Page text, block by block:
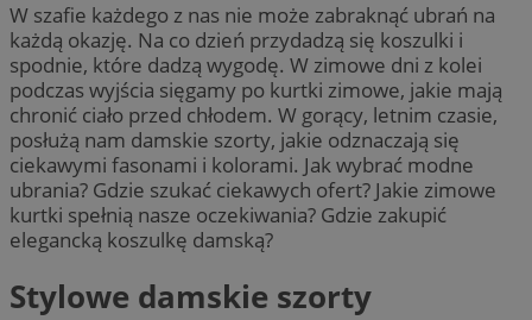
W szafie każdego z nas nie może zabraknąć ubrań na
każdą okazję. Na co dzień przydadzą się koszulki i
spodnie, które dadzą wygodę. W zimowe dni z kolei
podczas wyjścia sięgamy po kurtki zimowe, jakie mają
chronić ciało przed chłodem. W gorący, letnim czasie,
posłużą nam damskie szorty, jakie odznaczają się
ciekawymi fasonami i kolorami. Jak wybrać modne
ubrania? Gdzie szukać ciekawych ofert? Jakie zimowe
kurtki spełnią nasze oczekiwania? Gdzie zakupić
elegancką koszulkę damską?
Stylowe damskie szorty